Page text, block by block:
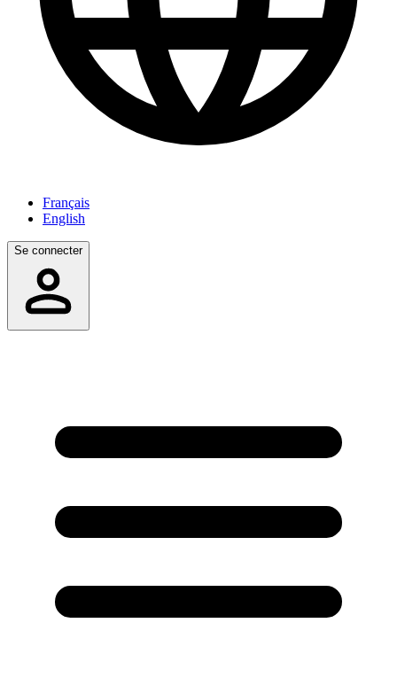
Français
English
Se connecter